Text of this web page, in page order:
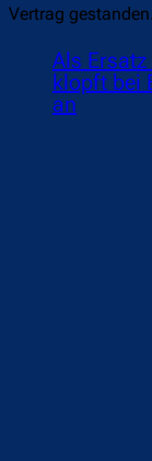
Vertrag gestanden.
Als
klopft bei
an